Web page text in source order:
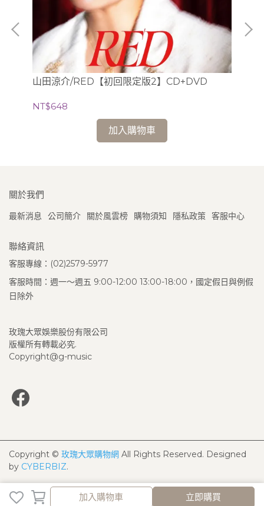
加入購物車 立即購買
山田涼介/RED【初回限定版2】CD+DVD
NT$648
加入購物車
關於我們
最新消息 公司簡介 關於風雲榜 購物須知 隱私政策 客服中心
聯絡資訊
客服專線：(02)2579-5977
客服時間：週一～週五 9:00-12:00 13:00-18:00，國定假日與例假
日除外
玫瑰大眾娛樂股份有限公司
版權所有轉載必究.
Copyright@g-music
Copyright © 玫瑰大眾購物網 All Rights Reserved. Designed
by CYBERBIZ.